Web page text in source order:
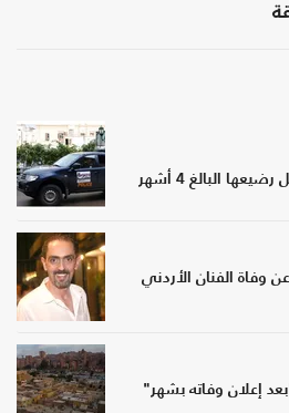
البالغ 4 أشهر
الفنان الأردني
إعلان وفاته بشهر"